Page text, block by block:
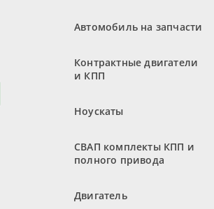
Автомобиль на запчасти
Контрактные двигатели
и КПП
Ноускаты
СВАП комплекты КПП и
полного привода
Двигатель